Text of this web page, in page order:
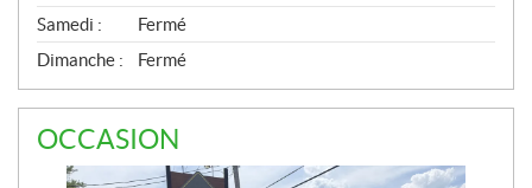
Samedi :
Fermé
Dimanche :
Fermé
OCCASION